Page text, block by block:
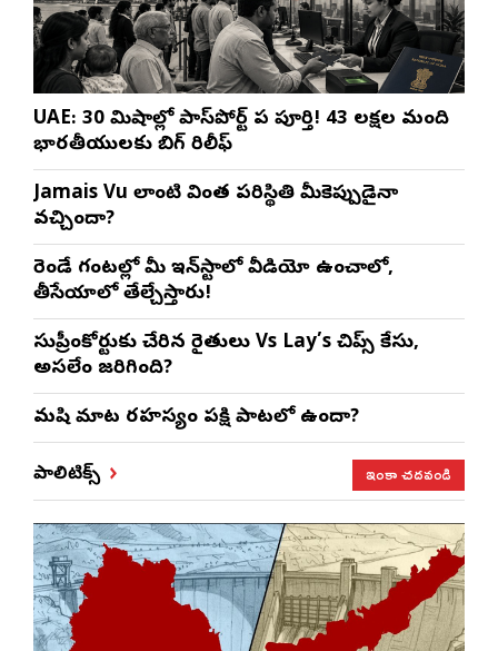
UAE: 30 నిమిషాల్లో పాస్‌పోర్ట్ పని పూర్తి! 43 లక్షల మంది
భారతీయులకు బిగ్ రిలీఫ్
Jamais Vu లాంటి వింత పరిస్థితి మీకెప్పుడైనా
వచ్చిందా?
రెండే గంటల్లో మీ ఇన్‌స్టాలో వీడియో ఉంచాలో,
తీసేయాలో తేల్చేస్తారు!
సుప్రీంకోర్టుకు చేరిన రైతులు Vs Lay’s చిప్స్‌ కేసు,
అసలేం జరిగింది?
మనిషి మాట రహస్యం పక్షి పాటలో ఉందా?
పాలిటిక్స్ ఇంకా చదవండి